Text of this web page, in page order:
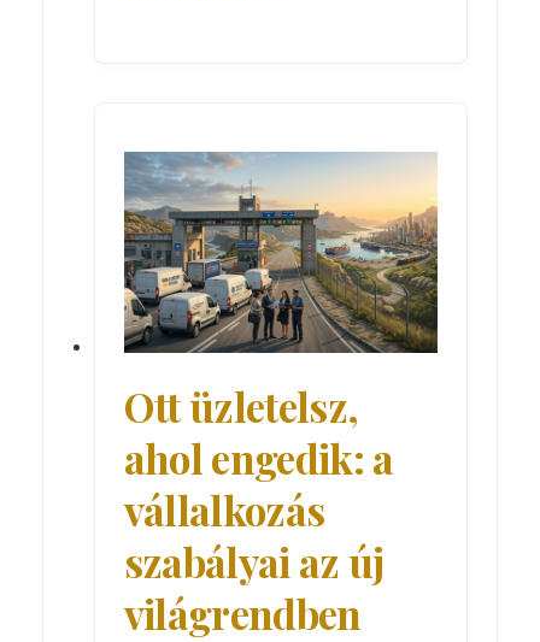
Ott üzletelsz,
ahol engedik: a
vállalkozás
szabályai az új
világrendben